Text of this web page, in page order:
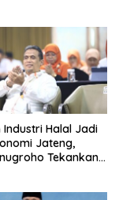
Industri Halal Jadi
Jateng,
Tekankan